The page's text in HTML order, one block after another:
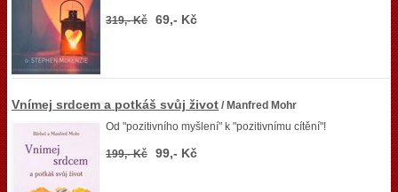
319,- Kč 69,- Kč
Vnímej srdcem a potkáš svůj život / Manfred Mohr
Od "pozitivního myšlení" k "pozitivnímu cítění"!
199,- Kč 99,- Kč